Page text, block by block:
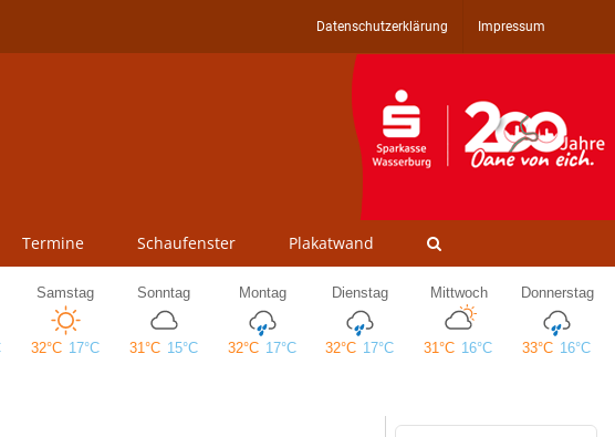
Datenschutzerklärung Impressum
Termine Schaufenster Plakatwand